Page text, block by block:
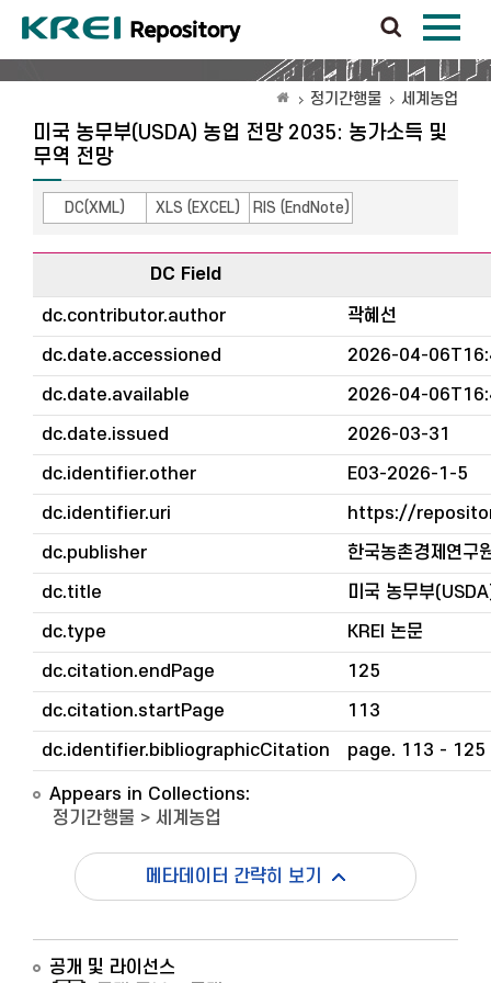
정기간행물 세계농업
미국 농무부(USDA) 농업 전망 2035: 농가소득 및
무역 전망
DC(XML) XLS (EXCEL) RIS (EndNote)
DC Field
dc.contributor.author
곽혜선
dc.date.accessioned
2026-04-
dc.date.available
2026-04-
dc.date.issued
2026-03-31
dc.identifier.other
E03-2026-1-5
dc.identifier.uri
https://
dc.publisher
한국농촌경제연구
dc.title
미국 농무부
dc.type
KREI 논문
dc.citation.endPage
125
dc.citation.startPage
113
dc.identifier.bibliographicCitation
page. 113 - 125
Appears in Collections:
정기간행물 > 세계농업
메타데이터 간략히 보기
공개 및 라이선스